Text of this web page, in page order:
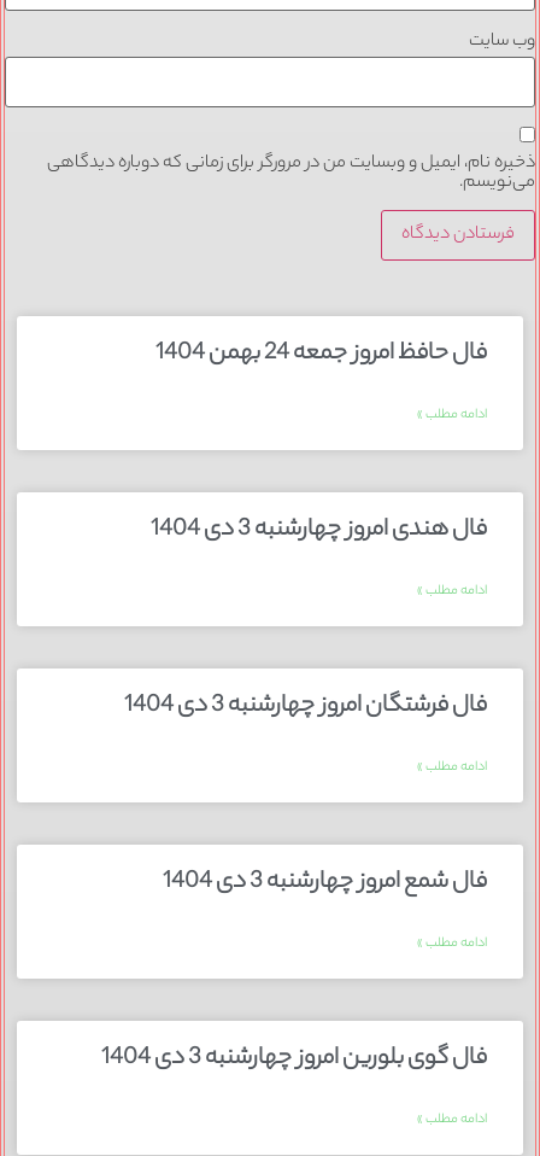
وب‌ سایت
ذخیره نام، ایمیل و وبسایت من در مرورگر برای زمانی که دوباره دیدگاهی
می‌نویسم.
فال حافظ امروز جمعه 24 بهمن 1404
ادامه مطلب »
فال هندی امروز چهارشنبه 3 دی 1404
ادامه مطلب »
فال فرشتگان امروز چهارشنبه 3 دی 1404
ادامه مطلب »
فال شمع امروز چهارشنبه 3 دی 1404
ادامه مطلب »
فال گوی بلورین امروز چهارشنبه 3 دی 1404
ادامه مطلب »